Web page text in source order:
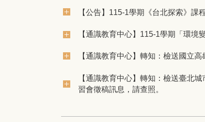
【公告】115-1學期《台北探索》
【通識教育中心】​115-1學期「環境
【通識教育中心】轉知：檢送國立
【通識教育中心】轉知：檢送臺北
習會徵稿訊息，請查照。